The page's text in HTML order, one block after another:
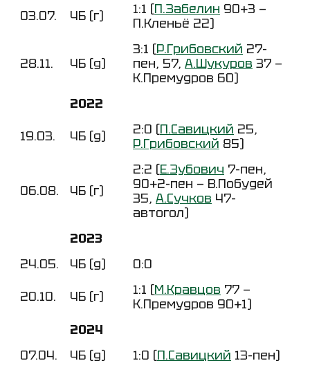
03.07. ЧБ (г) 1:1 (П.Забелин 90+3 —
П.Кленьё 22)
28.11. ЧБ (д)
3:1 (Р.Грибовский 27-
пен, 57, А.Шукуров 37 —
К.Премудров 60)
2022
19.03. ЧБ (д) 2:0 (П.Савицкий 25,
Р.Грибовский 85)
06.08. ЧБ (г)
2:2 (Е.Зубович 7-пен,
90+2-пен — В.Побудей
35, А.Сучков 47-
автогол)
2023
24.05.
ЧБ (д) 0:0
20.10. ЧБ (г) 1:1 (М.Кравцов 77 —
К.Премудров 90+1)
2024
07.04.
ЧБ (д) 1:0 (П.Савицкий 13-пен)